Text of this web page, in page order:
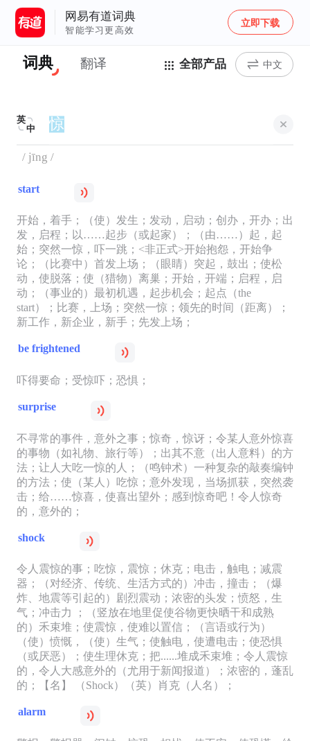
网易有道词典
智能学习更高效
立即下载
词典 翻译 全部产品 中文
英
中
/ jīng /
start
开始，着手；（使）发生；发动，启动；创办，开办；出
发，启程；以……起步（或起家）；（由……）起，起
始；突然一惊，吓一跳；<非正式>开始抱怨，开始争
论；（比赛中）首发上场；（眼睛）突起，鼓出；使松
动，使脱落；使（猎物）离巢；开始，开端；启程，启
动；（事业的）最初机遇，起步机会；起点（the
start）；比赛，上场；突然一惊；领先的时间（距离）；
新工作，新企业，新手；先发上场；
be frightened
吓得要命；受惊吓；恐惧；
surprise
不寻常的事件，意外之事；惊奇，惊讶；令某人意外惊喜
的事物（如礼物、旅行等）；出其不意（出人意料）的方
法；让人大吃一惊的人；（鸣钟术）一种复杂的敲奏编钟
的方法；使（某人）吃惊；意外发现，当场抓获，突然袭
击；给……惊喜，使喜出望外；感到惊奇吧！令人惊奇
的，意外的；
shock
令人震惊的事；吃惊，震惊；休克；电击，触电；减震
器；（对经济、传统、生活方式的）冲击，撞击；（爆
炸、地震等引起的）剧烈震动；浓密的头发；愤怒，生
气；冲击力 ；（竖放在地里促使谷物更快晒干和成熟
的）禾束堆；使震惊，使难以置信；（言语或行为）
（使）愤慨，（使）生气；使触电，使遭电击；使恐惧
（或厌恶）；使生理休克；把......堆成禾束堆；令人震惊
的，令人大感意外的（尤用于新闻报道）；浓密的，蓬乱
的；【名】 （Shock）（英）肖克（人名）；
alarm